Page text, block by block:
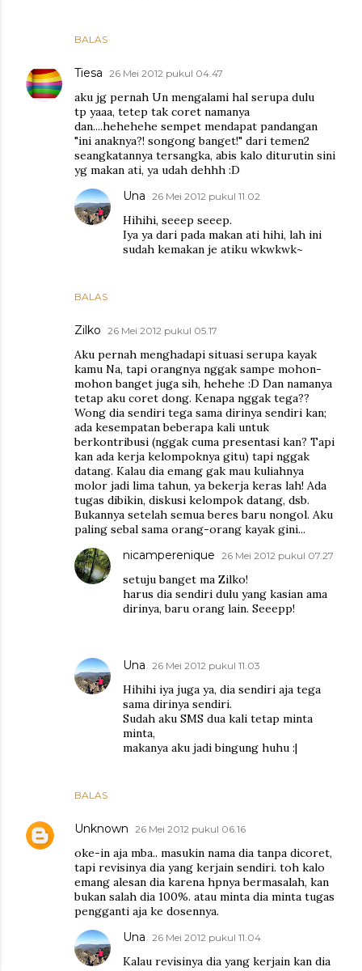
BALAS
Tiesa 26 Mei 2012 pukul 04.47
aku jg pernah Un mengalami hal serupa dulu
tp yaaa, tetep tak coret namanya
dan....hehehehe sempet mendapat pandangan
"ini anaknya?! songong banget!" dari temen2
seangkatannya tersangka, abis kalo diturutin sini
yg makan ati, ya udah dehhh :D
BALAS
Una 26 Mei 2012 pukul 11.02
Hihihi, seeep seeep.
Iya ya dari pada makan ati hihi, lah ini
sudah kemakan je atiku wkwkwk~
Zilko 26 Mei 2012 pukul 05.17
Aku pernah menghadapi situasi serupa kayak
kamu Na, tapi orangnya nggak sampe mohon-
mohon banget juga sih, hehehe :D Dan namanya
tetap aku coret dong. Kenapa nggak tega??
Wong dia sendiri tega sama dirinya sendiri kan;
ada kesempatan beberapa kali untuk
berkontribusi (nggak cuma presentasi kan? Tapi
kan ada kerja kelompoknya gitu) tapi nggak
datang. Kalau dia emang gak mau kuliahnya
molor jadi lima tahun, ya bekerja keras lah! Ada
tugas dibikin, diskusi kelompok datang, dsb.
Bukannya setelah semua beres baru nongol. Aku
paling sebal sama orang-orang kayak gini...
BALAS
nicamperenique 26 Mei 2012 pukul 07.27
setuju banget ma Zilko!
harus dia sendiri dulu yang kasian ama
dirinya, baru orang lain. Seeepp!
Una 26 Mei 2012 pukul 11.03
Hihihi iya juga ya, dia sendiri aja tega
sama dirinya sendiri.
Sudah aku SMS dua kali tetap minta
minta,
makanya aku jadi bingung huhu :|
Unknown 26 Mei 2012 pukul 06.16
oke-in aja mba.. masukin nama dia tanpa dicoret,
tapi revisinya dia yang kerjain sendiri. toh kalo
emang alesan dia karena hpnya bermasalah, kan
bukan salah dia 100%. atau minta dia minta tugas
pengganti aja ke dosennya.
Una 26 Mei 2012 pukul 11.04
Kalau revisinya dia yang kerjain kan dia